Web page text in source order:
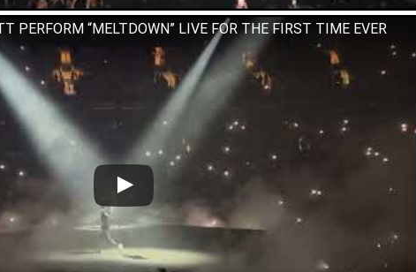
PERFORM “MELTDOWN” LIVE FOR THE FIRST TIME EVER